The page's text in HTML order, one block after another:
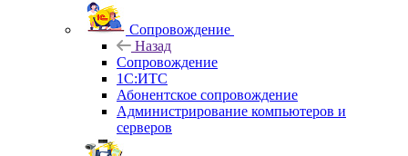
Сопровождение
Назад
Сопровождение
1C:ИТС
Абонентское сопровождение
Администрирование компьютеров и
серверов